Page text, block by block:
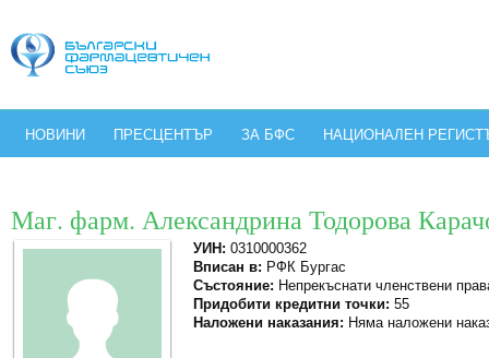
НОВИНИ ПРЕСЦЕНТЪР ЗА БФС НАЦИОНАЛЕН
Маг. фарм. Александрина Тодорова
УИН: 0310000362
Вписан в: РФК Бургас
Състояние: Непрекъснати членствени
Придобити кредитни точки: 55
Наложени наказания: Няма наложени